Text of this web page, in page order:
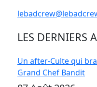
LES DERNIERS
Un after-Culte qui
Grand Chef Bandit